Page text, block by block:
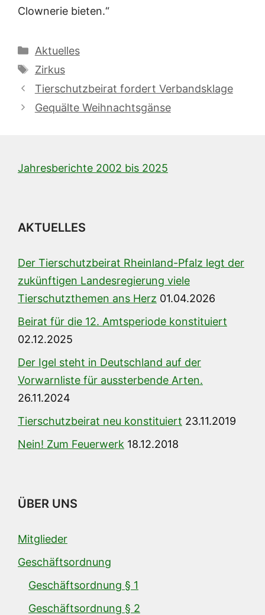
Clownerie bieten.“
Kategorien
Aktuelles
Schlagwörter
Zirkus
Tierschutzbeirat fordert Verbandsklage
Gequälte Weihnachtsgänse
Jahresberichte 2002 bis 2025
AKTUELLES
Der Tierschutzbeirat Rheinland-Pfalz legt der
zukünftigen Landesregierung viele
Tierschutzthemen ans Herz 01.04.2026
Beirat für die 12. Amtsperiode konstituiert
02.12.2025
Der Igel steht in Deutschland auf der
Vorwarnliste für aussterbende Arten.
26.11.2024
Tierschutzbeirat neu konstituiert 23.11.2019
Nein! Zum Feuerwerk 18.12.2018
ÜBER UNS
Mitglieder
Geschäftsordnung
Geschäftsordnung § 1
Geschäftsordnung § 2